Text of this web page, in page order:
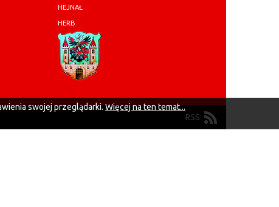
HEJNAŁ
HERB
RSS
swojej przeglądarki.Więcej na ten temat...